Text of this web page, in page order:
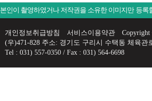
본인이 촬영하였거나 저작권을 소유한 이미지만 등
개인정보취급방침 서비스이용약관
(우)471-828 주소: 경기도 구리시 수택동 체육
Tel : 031) 557-0350 / Fax : 031) 564-6698